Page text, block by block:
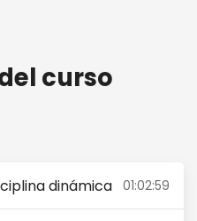
curso
dinámica 01:02:59